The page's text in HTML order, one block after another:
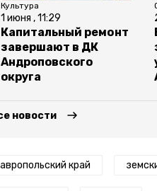
Культура
1 июня , 11:29
Капитальный ремонт
завершают в ДК
Андроповского
округа
новости
край